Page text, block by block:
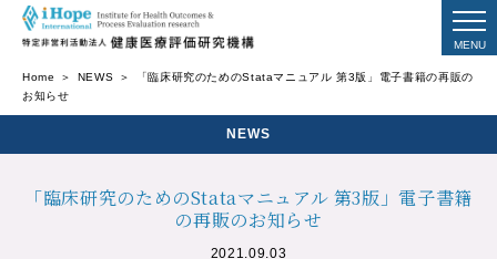
Home NEWS
「臨床研究のためのStataマニュアル 第3版」電子書籍の再販の
お知らせ
NEWS
「臨床研究のためのStataマニュアル 第3版」電子書籍
の再販のお知らせ
2021.09.03